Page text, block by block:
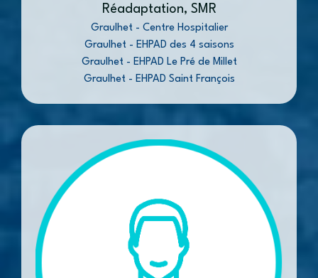
Réadaptation, SMR
Graulhet - Centre Hospitalier
Graulhet - EHPAD des 4 saisons
Graulhet - EHPAD Le Pré de Millet
Graulhet - EHPAD Saint François